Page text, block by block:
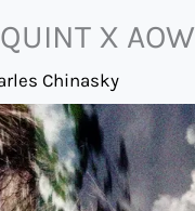
X AOW
Chinasky